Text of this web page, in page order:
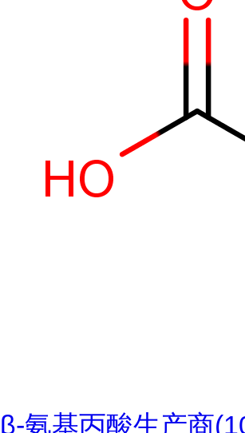
β-氨基丙酸生产商